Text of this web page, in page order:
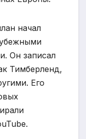
начал
Он записал
Тимберленд,
Его